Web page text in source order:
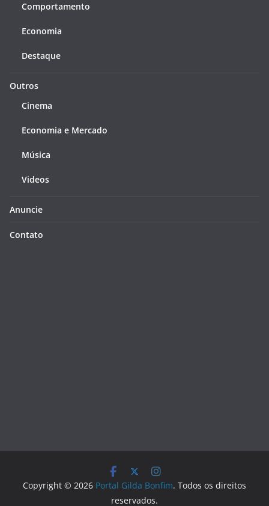
Comportamento
Economia
Destaque
Outros
Cinema
Economia e Mercado
Música
Videos
Anuncie
Contato
Copyright © 2026 Portal Gilda Bonfim. Todos os direitos
reservados.